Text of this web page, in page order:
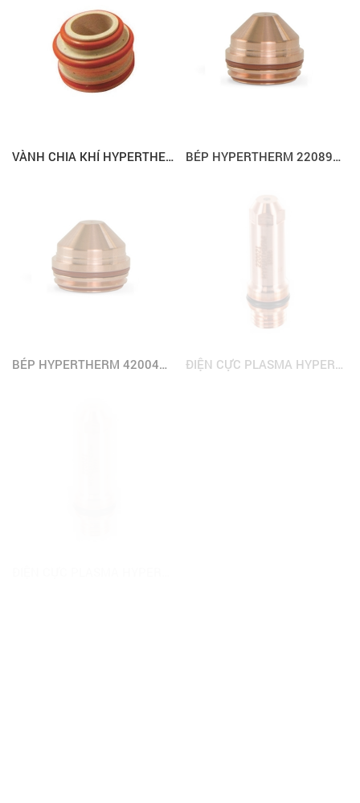
VÀNH CHIA KHÍ HYPERTHERM 220488 (MAXPRO200) BÉP HYPERTHERM 220892, MAX200
BÉP HYPERTHERM 420044, MAX200 ĐIỆN CỰC PLASMA HYPERTHERM 220487 (MAXPRO200)